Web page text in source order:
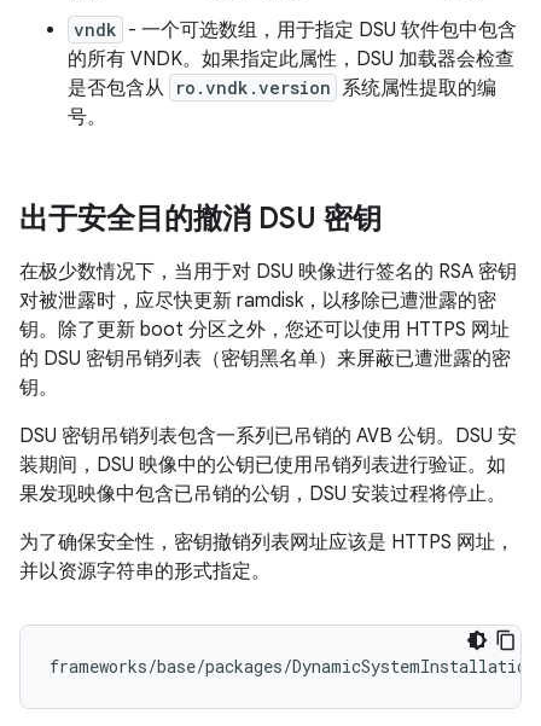
vndk - 一个可选数组，用于指定 DSU 软件包中包含
的所有 VNDK。如果指定此属性，DSU 加载器会检查
是否包含从
ro.vndk.version 系统属性提取的编
号。
出于安全目的撤消 DSU 密钥
在极少数情况下，当用于对 DSU 映像进行签名的 RSA 密钥
对被泄露时，应尽快更新 ramdisk，以移除已遭泄露的密
钥。除了更新 boot 分区之外，您还可以使用 HTTPS 网址
的 DSU 密钥吊销列表（密钥黑名单）来屏蔽已遭泄露的密
钥。
DSU 密钥吊销列表包含一系列已吊销的 AVB 公钥。DSU 安
装期间，DSU 映像中的公钥已使用吊销列表进行验证。如
果发现映像中包含已吊销的公钥，DSU 安装过程将停止。
为了确保安全性，密钥撤销列表网址应该是 HTTPS 网址，
并以资源字符串的形式指定。